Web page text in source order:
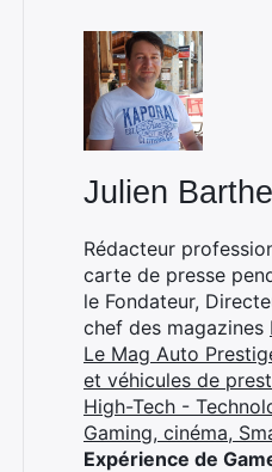
Julien
Rédacteur
carte de presse
le Fondateur,
chef des magazines
Le Mag Auto
et véhicules de
High-Tech -
Gaming, cinéma,
Expérience de
Rechercher